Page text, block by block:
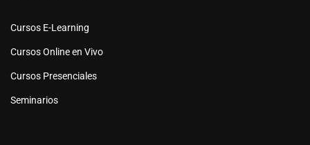
Cursos E-Learning
Cursos Online en Vivo
Cursos Presenciales
Seminarios